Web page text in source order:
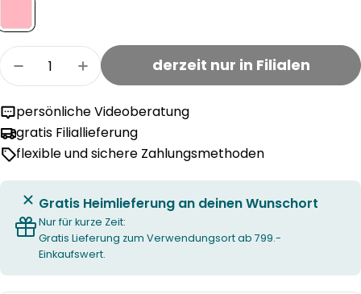
Menge
Menge für LOU Zylinderkerzen verringern
Menge für LOU Zylinderkerzen
derzeit nur in Filialen
persönliche Videoberatung
gratis Filiallieferung
flexible und sichere Zahlungsmethoden
Gratis Heimlieferung an deinen Wunschort
Nur für kurze Zeit:
Gratis Lieferung zum Verwendungsort ab 799.-
Einkaufswert.